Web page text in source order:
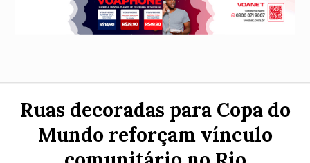
Ruas decoradas para Copa do
Mundo reforçam vínculo